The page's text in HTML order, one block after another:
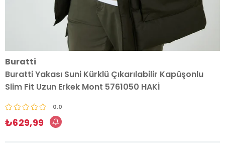
Buratti
Buratti Yakası Suni Kürklü Çıkarılabilir Kapüşonlu
Slim Fit Uzun Erkek Mont 5761050 HAKİ
0.0
₺629,99